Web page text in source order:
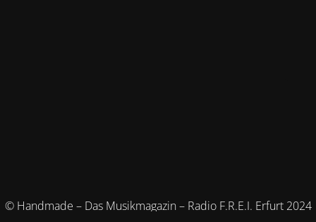
© Handmade – Das Musikmagazin – Radio F.R.E.I. Erfurt 2024